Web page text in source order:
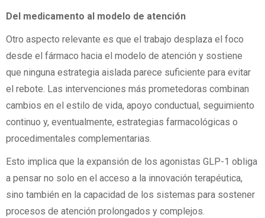
Del medicamento al modelo de atención
Otro aspecto relevante es que el trabajo desplaza el foco
desde el fármaco hacia el modelo de atención y sostiene
que ninguna estrategia aislada parece suficiente para evitar
el rebote. Las intervenciones más prometedoras combinan
cambios en el estilo de vida, apoyo conductual, seguimiento
continuo y, eventualmente, estrategias farmacológicas o
procedimentales complementarias.
Esto implica que la expansión de los agonistas GLP-1 obliga
a pensar no solo en el acceso a la innovación terapéutica,
sino también en la capacidad de los sistemas para sostener
procesos de atención prolongados y complejos.